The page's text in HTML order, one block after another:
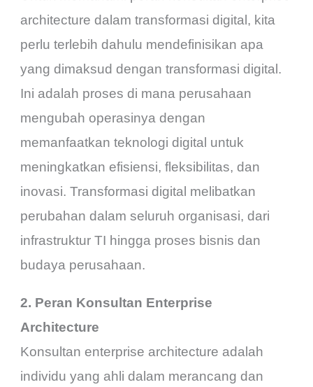
architecture dalam transformasi digital, kita
perlu terlebih dahulu mendefinisikan apa
yang dimaksud dengan transformasi digital.
Ini adalah proses di mana perusahaan
mengubah operasinya dengan
memanfaatkan teknologi digital untuk
meningkatkan efisiensi, fleksibilitas, dan
inovasi. Transformasi digital melibatkan
perubahan dalam seluruh organisasi, dari
infrastruktur TI hingga proses bisnis dan
budaya perusahaan.
2. Peran Konsultan Enterprise
Architecture
Konsultan enterprise architecture adalah
individu yang ahli dalam merancang dan